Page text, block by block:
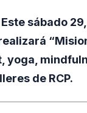
Este sábado
yoga,
de RCP.